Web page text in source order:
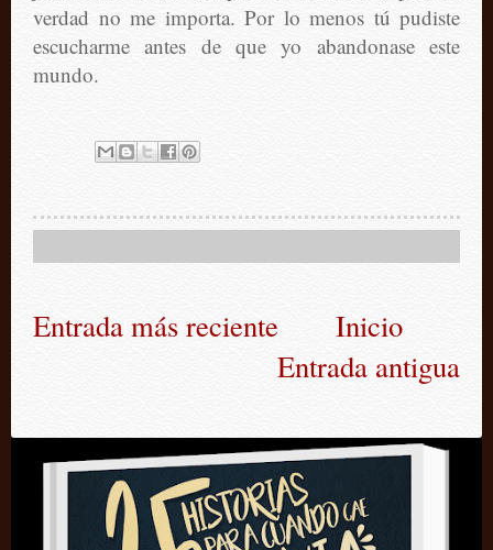
verdad no me importa. Por lo menos tú pudiste
escucharme antes de que yo abandonase este
mundo.
Entrada más reciente
Entrada antigua
Inicio